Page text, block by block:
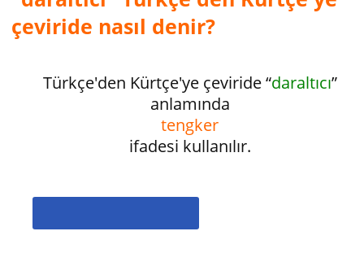
çeviride nasıl denir?
Türkçe'den Kürtçe'ye çeviride “daraltıcı”
anlamında
tengker
ifadesi kullanılır.